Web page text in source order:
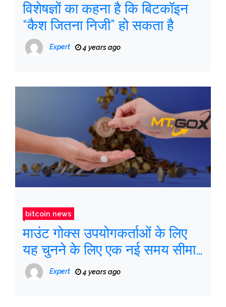
विशेषज्ञों का कहना है कि बिटकॉइन
“कैश जितना निजी” हो सकता है
Expert 4 years ago
bitcoin news
माउंट गोक्स उपयोगकर्ताओं के लिए
यह चुनने के लिए एक नई समय सीमा
है कि वे अपना बीटीसी कहां प्राप्त करें
Expert 4 years ago